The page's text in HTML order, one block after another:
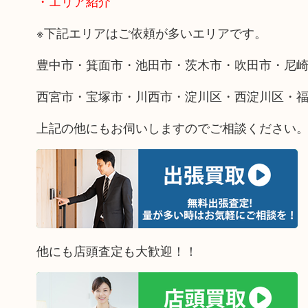
※下記エリアはご依頼が多いエリアです。
豊中市・箕面市・池田市・茨木市・吹田市・尼
西宮市・宝塚市・川西市・淀川区・西淀川区・
上記の他にもお伺いしますのでご相談ください。
他にも店頭査定も大歓迎！！